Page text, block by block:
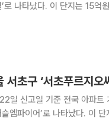
로 나타났다. 이 단지는 15억
문구 ‘답십리청
초구 ‘서초푸르지오
일 신고일 기준 전국 아파트
엠파이어’로 나타났다. 이